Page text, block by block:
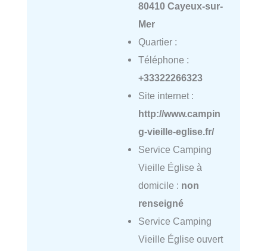
80410 Cayeux-sur-
Mer
Quartier :
Téléphone :
+33322266323
Site internet :
http://www.campin
g-vieille-eglise.fr/
Service Camping
Vieille Église à
domicile : non
renseigné
Service Camping
Vieille Église ouvert